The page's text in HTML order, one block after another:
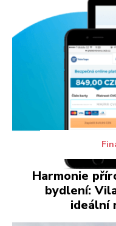
Harmonie
bydlení:
ideální